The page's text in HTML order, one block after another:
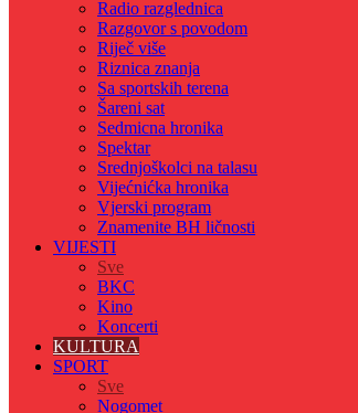
Radio razglednica
Razgovor s povodom
Riječ više
Riznica znanja
Sa sportskih terena
Šareni sat
Sedmicna hronika
Spektar
Srednjoškolci na talasu
Vijećnićka hronika
Vjerski program
Znamenite BH ličnosti
VIJESTI
Sve
BKC
Kino
Koncerti
KULTURA
SPORT
Sve
Nogomet